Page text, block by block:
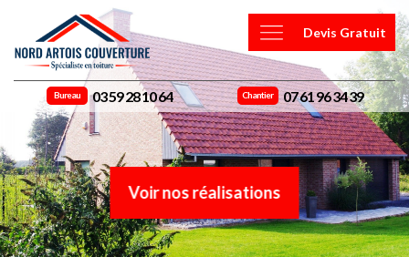
Devis Gratuit
Bureau 03 59 28 10 64 Chantier 07 61 96 34 39
Voir nos réalisations